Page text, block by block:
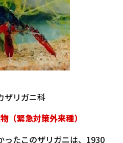
ザリガニ科
（緊急対策外来種）
たこのザリガニは、1930